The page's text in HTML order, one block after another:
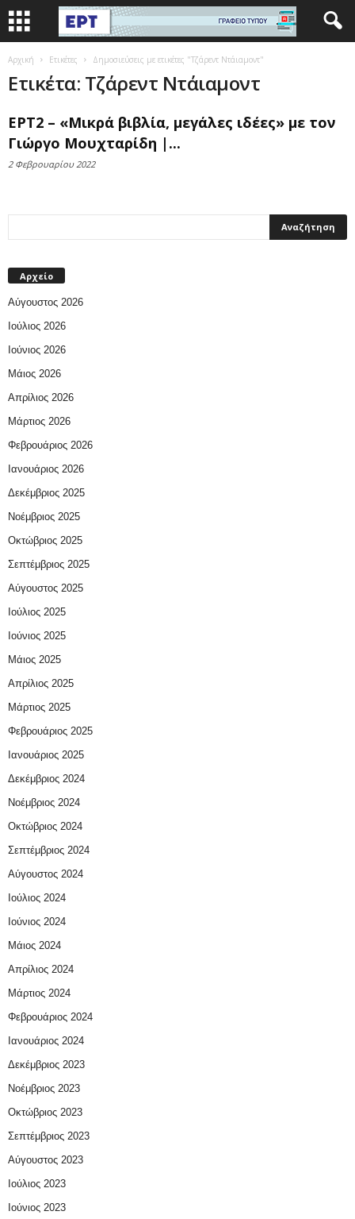
Αρχική Ετικέτες Δημοσιεύσεις με ετικέτες "Τζάρεντ Ντάιαμοντ"
Ετικέτα: Τζάρεντ Ντάιαμοντ
ΕΡΤ2 – «Μικρά βιβλία, μεγάλες ιδέες» με τον
Γιώργο Μουχταρίδη |...
2 Φεβρουαρίου 2022
Αρχείο
Αύγουστος 2026
Ιούλιος 2026
Ιούνιος 2026
Μάιος 2026
Απρίλιος 2026
Μάρτιος 2026
Φεβρουάριος 2026
Ιανουάριος 2026
Δεκέμβριος 2025
Νοέμβριος 2025
Οκτώβριος 2025
Σεπτέμβριος 2025
Αύγουστος 2025
Ιούλιος 2025
Ιούνιος 2025
Μάιος 2025
Απρίλιος 2025
Μάρτιος 2025
Φεβρουάριος 2025
Ιανουάριος 2025
Δεκέμβριος 2024
Νοέμβριος 2024
Οκτώβριος 2024
Σεπτέμβριος 2024
Αύγουστος 2024
Ιούλιος 2024
Ιούνιος 2024
Μάιος 2024
Απρίλιος 2024
Μάρτιος 2024
Φεβρουάριος 2024
Ιανουάριος 2024
Δεκέμβριος 2023
Νοέμβριος 2023
Οκτώβριος 2023
Σεπτέμβριος 2023
Αύγουστος 2023
Ιούλιος 2023
Ιούνιος 2023